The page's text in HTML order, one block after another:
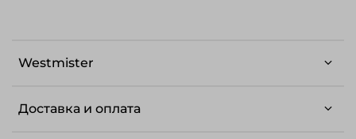
Westmister
Доставка и оплата